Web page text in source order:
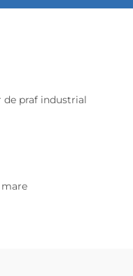
de praf industrial